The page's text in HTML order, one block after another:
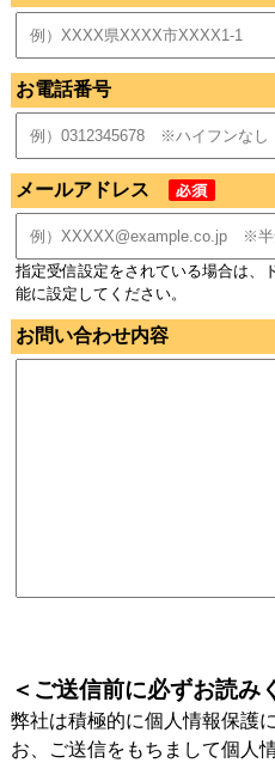
お電話番号
メールアドレス
指定受信設定をされている場合は、
能に設定してください。
お問い合わせ内容
＜ご送信前に必ずお読み
弊社は積極的に個人情報保護
お、ご送信をもちまして個人